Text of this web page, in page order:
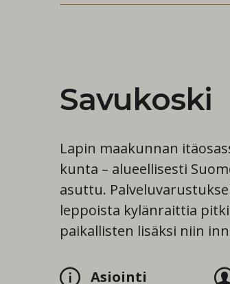
Savukoski
Lapin maakunnan
kunta – alueellisesti
asuttu.
leppoista kylänraittia
paikallisten lisäksi niin
Asiointi